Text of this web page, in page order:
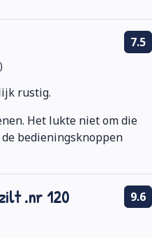
7.5
rustig.
Het lukte niet om die
bedieningsknoppen
.nr 120 9.6